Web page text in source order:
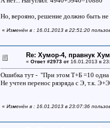
Но, верояно, решение должно быть
« Изменён в : 16.01.2013 в 22:51:20
Re: Хумор-4, правнук
« Ответ #2973 от16.01.2013 в
Ошибка тут - "При этом Т+Б =10 одна
Не учтен перенос рязряда с Э, т.к.
« Изменён в : 16.01.2013 в 23:07:36